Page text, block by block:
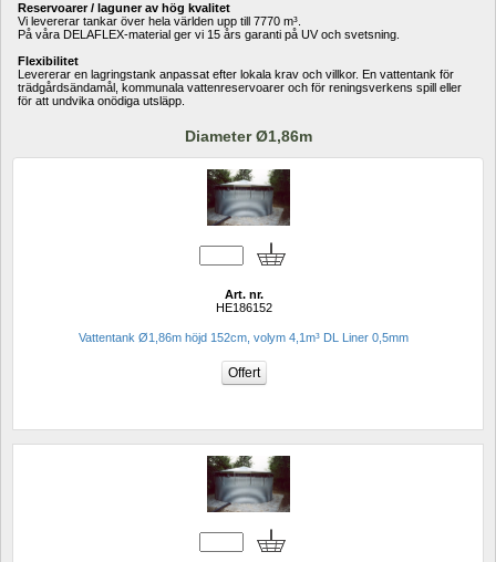
Reservoarer / laguner av hög kvalitet
Vi levererar tankar över hela världen upp till 7770 m³.
På våra DELAFLEX-material ger vi 15 års garanti på UV och svetsning.
Flexibilitet
Levererar en lagringstank anpassat efter lokala krav och villkor. En vattentank för
trädgårdsändamål, kommunala vattenreservoarer och för reningsverkens spill eller
för att undvika onödiga utsläpp.
Diameter Ø1,86m
Art. nr.
HE186152
Vattentank Ø1,86m höjd 152cm, volym 4,1m³ DL Liner 0,5mm